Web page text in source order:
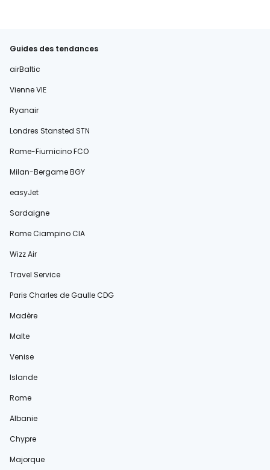
Guides des tendances
airBaltic
Vienne VIE
Ryanair
Londres Stansted STN
Rome-Fiumicino FCO
Milan-Bergame BGY
easyJet
Sardaigne
Rome Ciampino CIA
Wizz Air
Travel Service
Paris Charles de Gaulle CDG
Madère
Malte
Venise
Islande
Rome
Albanie
Chypre
Majorque